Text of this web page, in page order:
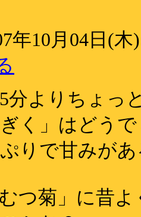
年10月04日
分よりちょっ
く」はどう
りで甘みが
つ菊」に昔